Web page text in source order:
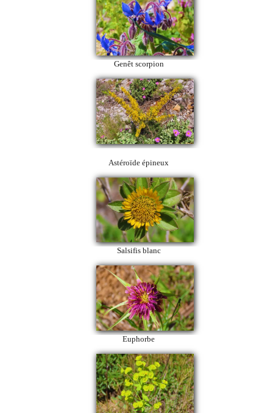
Genêt scorpion
Astéroïde épineux
Salsifis blanc
Euphorbe